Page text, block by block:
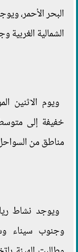
البحر الأحمر،
الشمالية
مناطق من
ويوجد نشاط
وجنوب سيناء